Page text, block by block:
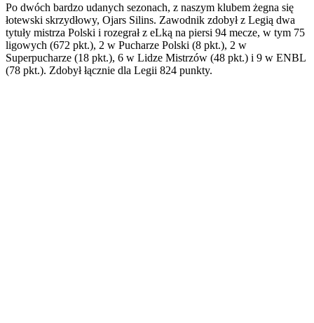
Po dwóch bardzo udanych sezonach, z naszym klubem żegna się
łotewski skrzydłowy, Ojars Silins. Zawodnik zdobył z Legią dwa
tytuły mistrza Polski i rozegrał z eLką na piersi 94 mecze, w tym 75
ligowych (672 pkt.), 2 w Pucharze Polski (8 pkt.), 2 w
Superpucharze (18 pkt.), 6 w Lidze Mistrzów (48 pkt.) i 9 w ENBL
(78 pkt.). Zdobył łącznie dla Legii 824 punkty.